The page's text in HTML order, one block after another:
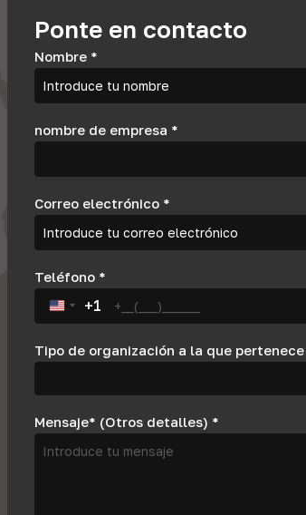
Ponte en contacto
Nombre *
nombre de empresa *
Correo electrónico *
Teléfono *
United States +1
+1
Tipo de organización a la que pertenece
Mensaje* (Otros detalles) *